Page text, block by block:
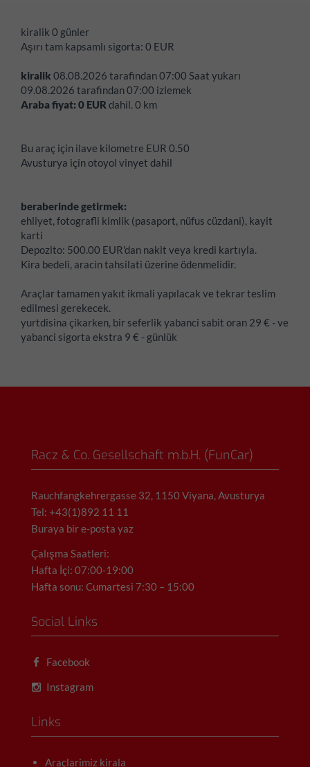
kiralik 0 günler
Aşırı tam kapsamlı sigorta: 0 EUR
kiralik 08.08.2026 tarafindan07:00 Saat yukarı
09.08.2026 tarafindan07:00 izlemek
Araba fiyat:0 EUR dahil. 0 km
Bu araç için ilave kilometre EUR 0.50
Avusturya için otoyol vinyet dahil
beraberinde getirmek:
ehliyet, fotografli kimlik (pasaport, nüfus cüzdani), kayit
karti
Depozito: 500.00 EUR'dan nakit veya kredi kartıyla.
Kira bedeli, aracin tahsilati üzerine ödenmelidir.
Araçlar tamamen yakıt ikmali yapılacak ve tekrar teslim
edilmesi gerekecek.
yurtdisina çikarken, bir seferlik yabanci sabit oran 29 € - ve
yabanci sigorta ekstra 9 € - günlük
Racz & Co. Gesellschaft m.b.H. (FunCar)
Rauchfangkehrergasse 32, 1150 Viyana, Avusturya
Tel: +43(1)892 11 11
Buraya bir e-posta yaz
Çalışma Saatleri:
Hafta İçi: 07:00-19:00
Hafta sonu: Cumartesi 7:30 – 15:00
Social Links
Facebook
Instagram
Links
Araçlarimiz kirala